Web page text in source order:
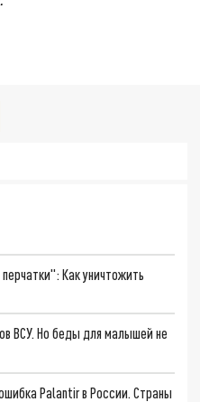
Как уничтожить
ВСУ. Но беды для малышей не
Palantir в России. Страны